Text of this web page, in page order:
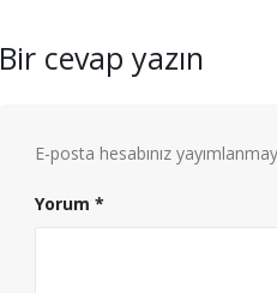
Bir cevap yazın
E-posta hesabınız
Yorum *